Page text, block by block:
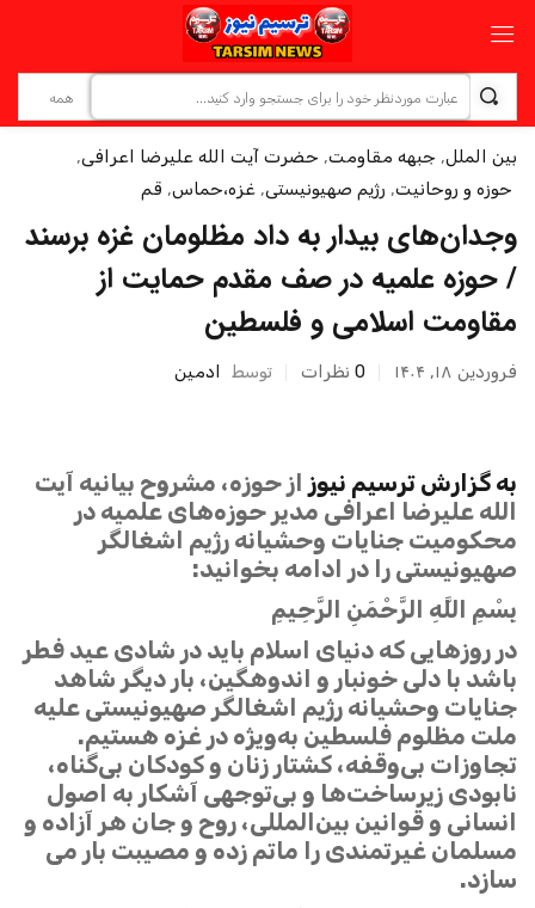
بین الملل, جبهه مقاومت, حضرت آیت الله علیرضا اعرافی,
حوزه و روحانیت, رژیم صهیونیستی, غزه،حماس, قم
وجدان‌های بیدار به داد مظلومان غزه برسند
/ حوزه‌ علمیه در صف مقدم حمایت از
مقاومت اسلامی و فلسطین
فروردین ۱۸, ۱۴۰۴ 0 نظرات توسط ادمین
به گزارش ترسیم نیوز از حوزه، مشروح بیانیه آیت
الله علیرضا اعرافی مدیر حوزه‌های علمیه در
محکومیت جنایات وحشیانه رژیم اشغالگر
صهیونیستی را در ادامه بخوانید:
بِسْمِ اللَّهِ الرَّحْمَنِ الرَّحِیمِ
در روزهایی که دنیای اسلام باید در شادی عید فطر
باشد با دلی خونبار و اندوهگین، بار دیگر شاهد
جنایات وحشیانه رژیم اشغالگر صهیونیستی علیه
ملت مظلوم فلسطین به‌ویژه در غزه هستیم.
تجاوزات بی‌وقفه، کشتار زنان و کودکان بی‌گناه،
نابودی زیرساخت‌ها و بی‌توجهی آشکار به اصول
انسانی و قوانین بین‌المللی، روح و جان هر آزاده و
مسلمان غیرتمندی را ماتم زده و مصیبت بار می
سازد.